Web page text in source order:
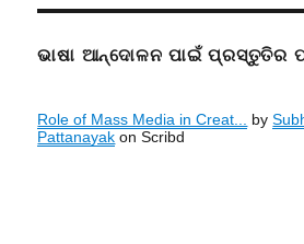
ଭାଷା ଆନ୍ଦୋଳନ ପାଇଁ ପ୍ରସ୍ତୁତିର
Role of Mass Media in Creat... by
Pattanayak on Scribd